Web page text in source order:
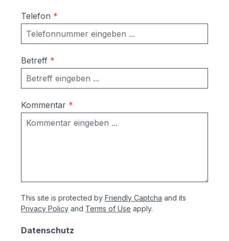
Telefon *
Betreff *
Kommentar *
This site is protected by Friendly Captcha and its
Privacy Policy and Terms of Use apply.
Datenschutz